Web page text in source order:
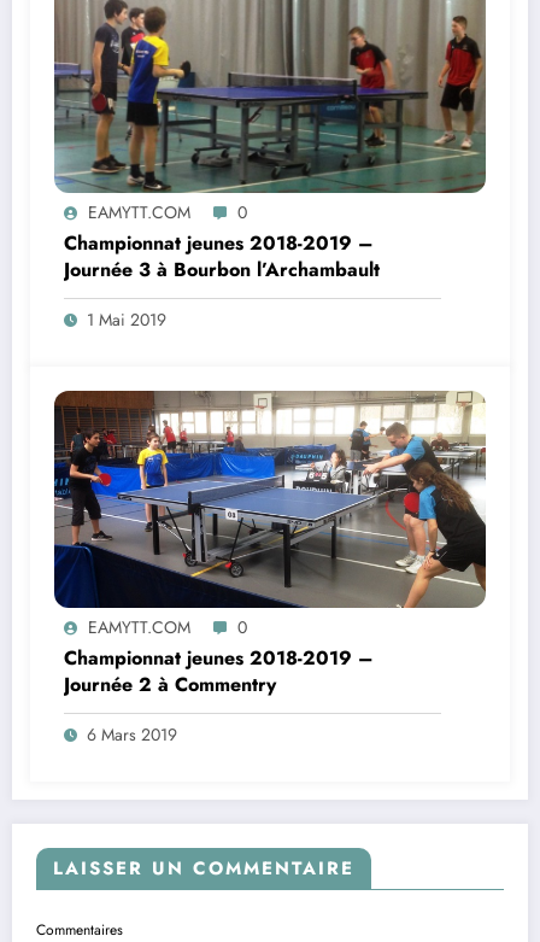
EAMYTT.COM 0
Championnat jeunes 2018-2019 –
Journée 3 à Bourbon l’Archambault
1 Mai 2019
EAMYTT.COM 0
Championnat jeunes 2018-2019 –
Journée 2 à Commentry
6 Mars 2019
LAISSER UN COMMENTAIRE
Commentaires